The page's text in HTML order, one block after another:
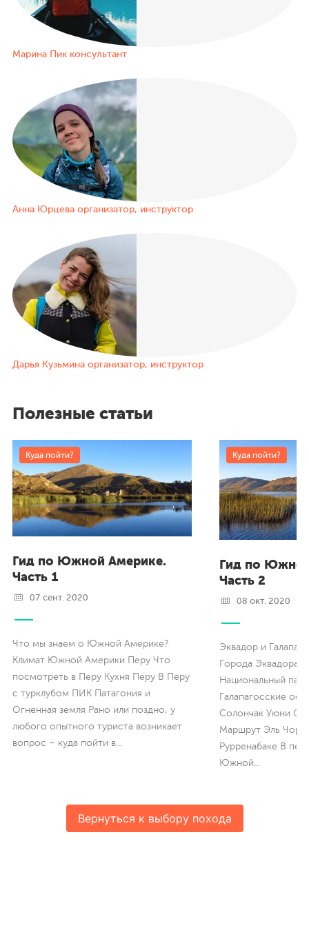
Марина Пик консультант
Анна Юрцева организатор, инструктор
Дарья Кузьмина организатор, инструктор
Полезные статьи
Куда пойти?
Гид по Южной Америке.
Часть 1
07 сент. 2020
Что мы знаем о Южной Америке?
Климат Южной Америки Перу Что
посмотреть в Перу Кухня Перу В Перу
с турклубом ПИК Патагония и
Огненная земля Рано или поздно, у
любого опытного туриста возникает
вопрос – куда пойти в...
Куда пойти?
Гид по
Часть 2
08 окт. 2020
Эквадор и
Города Эквадора
Национальный
Галапагосские
Солончак Уюни
Маршрут Эль Чоро
Рурренабаке В
Южной...
Вернуться к выбору похода